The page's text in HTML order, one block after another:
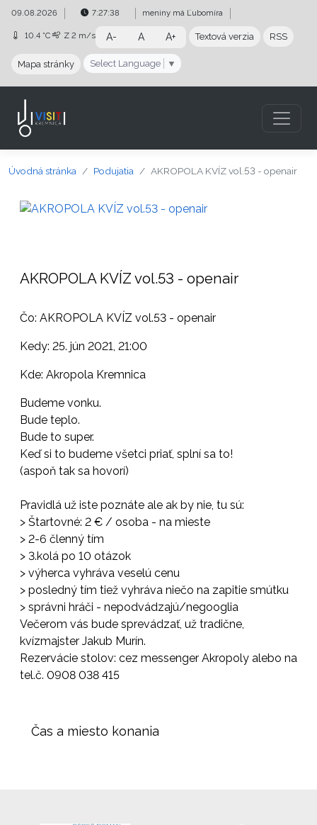
Preskočiť na obsah
Preskočiť na hlavné menu
09.08.2026 7:27:39 meniny má Ľubomíra
10.4 °C Z 2 m/s A- A A+ Textová verzia RSS
Mapa stránky Select Language ▼
Úvodná stránka Podujatia AKROPOLA KVÍZ vol.53 - openair
AKROPOLA KVÍZ vol.53 - openair
Čo: AKROPOLA KVÍZ vol.53 - openair
Kedy: 25. jún 2021, 21:00
Kde: Akropola Kremnica
Budeme vonku.
Bude teplo.
Bude to super.
Keď si to budeme všetci priať, splní sa to!
(aspoň tak sa hovorí)
Pravidlá už iste poznáte ale ak by nie, tu sú:
> Štartovné: 2 € / osoba - na mieste
> 2-6 členný tím
> 3.kolá po 10 otázok
> výherca vyhráva veselú cenu
> posledný tím tiež vyhráva niečo na zapitie smútku
> správni hráči - nepodvádzajú/negooglia
Večerom vás bude sprevádzať, už tradične,
kvízmajster Jakub Murín.
Rezervácie stolov: cez messenger Akropoly alebo na
tel.č. 0908 038 415
Čas a miesto konania